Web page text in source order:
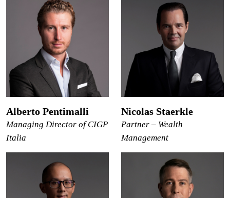
Alberto Pentimalli
Managing Director of CIGP
Italia
Nicolas Staerkle
Partner – Wealth
Management